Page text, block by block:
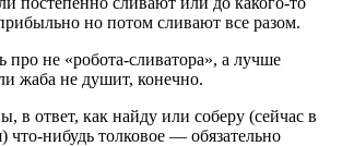
но потом сливают все разом.
про не «робота-сливатора», а лучше
жаба не душит, конечно.
в ответ, как найду или соберу (сейчас в
что-нибудь толковое — обязательно